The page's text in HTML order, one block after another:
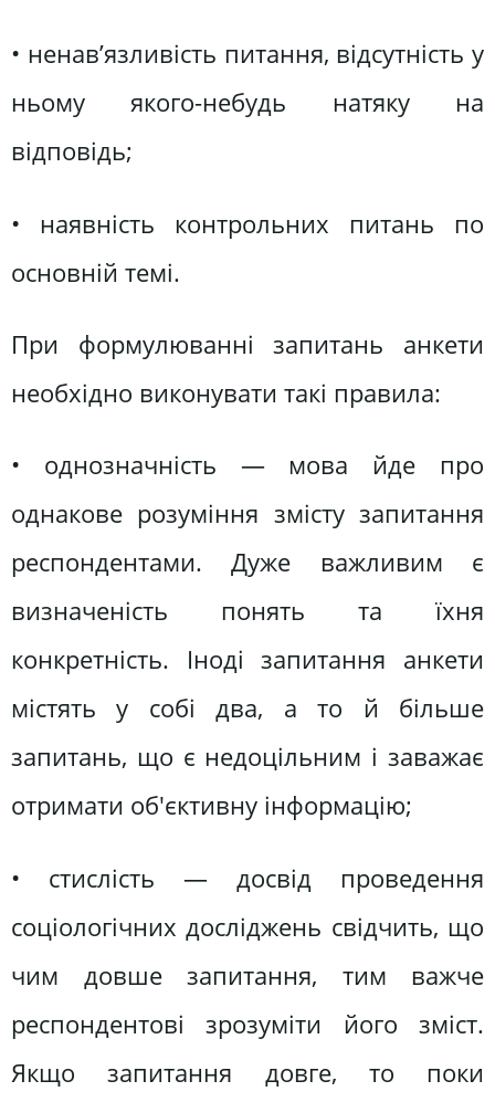
• ненав’язливість питання, відсутність у
ньому якого-небудь натяку на
відповідь;
• наявність контрольних питань по
основній темі.
При формулюванні запитань анкети
необхідно виконувати такі правила:
• однозначність — мова йде про
однакове розуміння змісту запитання
респондентами. Дуже важливим є
визначеність понять та їхня
конкретність. Іноді запитання анкети
містять у собі два, а то й більше
запитань, що є недоцільним і заважає
отримати об'єктивну інформацію;
• стислість — досвід проведення
соціологічних досліджень свідчить, що
чим довше запитання, тим важче
респондентові зрозуміти його зміст.
Якщо запитання довге, то поки